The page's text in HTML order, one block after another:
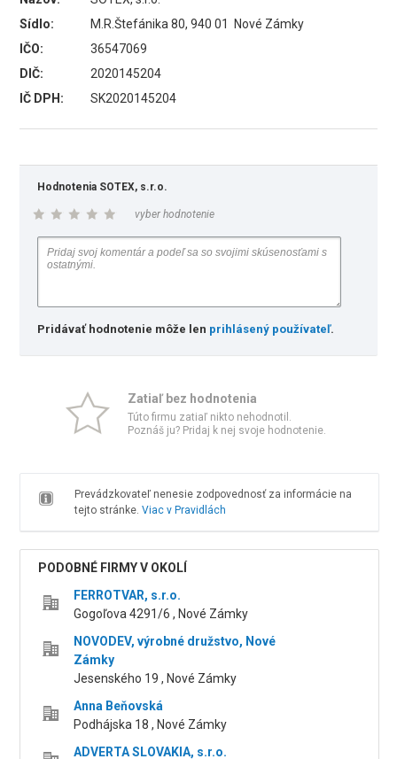
Sídlo:
M.R.Štefánika 80, 940 01 Nové Zámky
IČO:
36547069
DIČ:
2020145204
IČ DPH:
SK2020145204
Hodnotenia SOTEX, s.r.o.
vyber hodnotenie
Pridávať hodnotenie môže len prihlásený používateľ.
Zatiaľ bez hodnotenia
Túto firmu zatiaľ nikto nehodnotil.
Poznáš ju? Pridaj k nej svoje hodnotenie.
Prevádzkovateľ nenesie zodpovednosť za informácie na
tejto stránke. Viac v Pravidlách
PODOBNÉ FIRMY V OKOLÍ
FERROTVAR, s.r.o.
Gogoľova 4291/6 , Nové Zámky
NOVODEV, výrobné družstvo, Nové
Zámky
Jesenského 19 , Nové Zámky
Anna Beňovská
Podhájska 18 , Nové Zámky
ADVERTA SLOVAKIA, s.r.o.